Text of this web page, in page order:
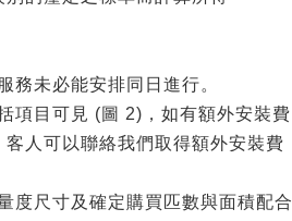
未必能安排同日進行。
目可見 (圖 2)，如有額外安裝費
客人可以聯絡我們取得額外安裝費
尺寸及確定購買匹數與面積配合